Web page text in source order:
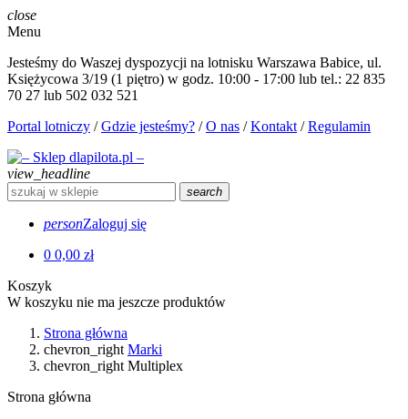
close
Menu
Jesteśmy do Waszej dyspozycji na lotnisku Warszawa Babice, ul.
Księżycowa 3/19 (1 piętro) w godz. 10:00 - 17:00 lub tel.: 22 835
70 27 lub 502 032 521
Portal lotniczy /Gdzie jesteśmy? /O nas /Kontakt /Regulamin
view_headline
search
personZaloguj się
0 0,00 zł
Koszyk
W koszyku nie ma jeszcze produktów
Strona główna
chevron_right Marki
chevron_right Multiplex
Strona główna